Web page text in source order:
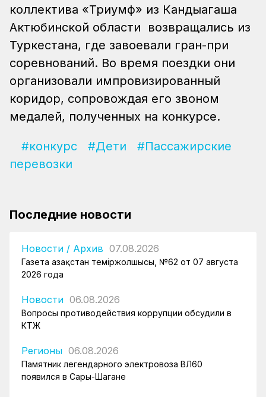
коллектива «Триумф» из Кандыагаша
Актюбинской области возвращались из
Туркестана, где завоевали гран-при
соревнований. Во время поездки они
организовали импровизированный
коридор, сопровождая его звоном
медалей, полученных на конкурсе.
#конкурс #Дети
#Пассажирские
перевозки
Последние новости
Новости / Архив 07.08.2026
Газета Қазақстан теміржолшысы, №62 от 07 августа
2026 года
Новости 06.08.2026
Вопросы противодействия коррупции обсудили в
КТЖ
Регионы 06.08.2026
Памятник легендарного электровоза ВЛ60
появился в Сары-Шагане